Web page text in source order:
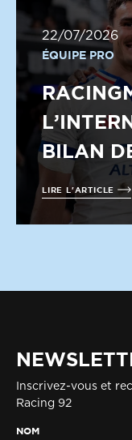
22/07/2026
ÉQUIPE PRO
BILAN
LIRE L'ARTICLE
Inscrivez-vous et
Racing 92
NOM